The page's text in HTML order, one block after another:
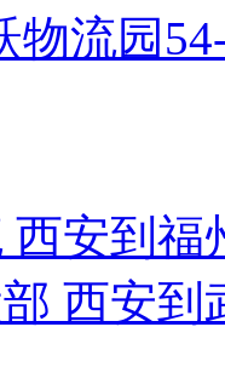
物流园
西安到
西安